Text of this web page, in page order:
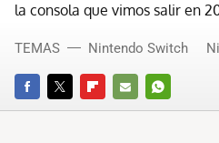
la consola que vimos salir en
FACEBOOKTWITTERFLIPBOARD
E-
WHATSAPP
TEMAS Nintendo Switch